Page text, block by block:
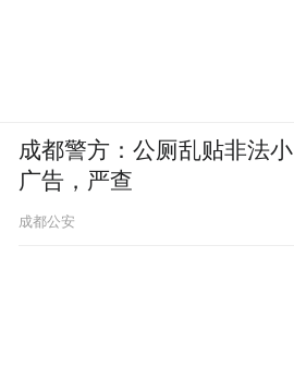
成都警方：公厕乱贴非法小
广告，严查
成都公安